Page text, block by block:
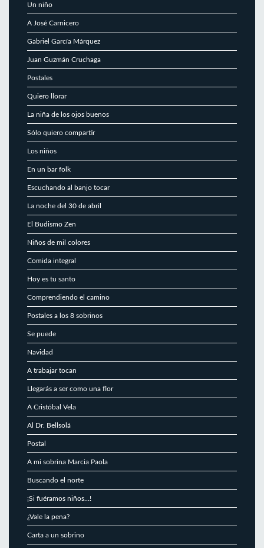
Un niño
A José Carnicero
Gabriel García Márquez
Juan Guzmán Cruchaga
Postales
Quiero llorar
La niña de los ojos buenos
Sólo quiero compartir
Los niños
En un bar folk
Escuchando al banjo tocar
La noche del 30 de abril
El Budismo Zen
Niños de mil colores
Comida integral
Hoy es tu santo
Comprendiendo el camino
Postales a los 8 sobrinos
Se puede
Navidad
A trabajar tocan
Llegarás a ser como una flor
A Cristóbal Vela
Al Dr. Bellsolá
Postal
A mi sobrina Marcia Paola
Buscando el norte
¡Si fuéramos niños…!
¿Vale la pena?
Carta a un sobrino